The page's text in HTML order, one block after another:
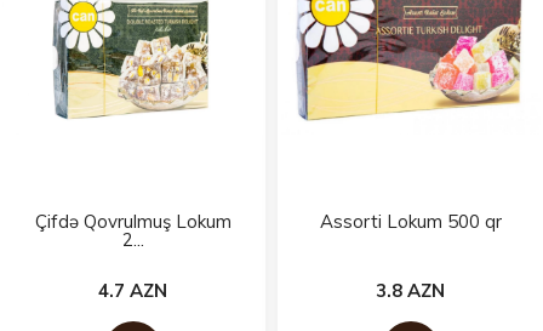
Çifdə Qovrulmuş Lokum
2...
4.7 AZN
Assorti Lokum 500 qr
3.8 AZN